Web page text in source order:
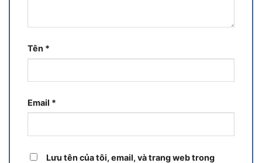
Tên *
Email *
Lưu tên của tôi, email, và trang web trong